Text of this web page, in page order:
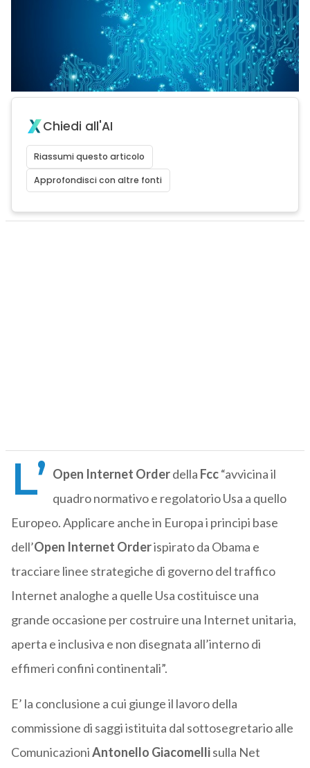
Chiedi all'AI
Riassumi questo articolo
Approfondisci con altre fonti
L’ Open Internet Orderdella Fcc“avvicina il
quadro normativo e regolatorio Usa a quello
Europeo. Applicare anche in Europa i principi base
dell’Open Internet Orderispirato da Obama e
tracciare linee strategiche di governo del traffico
Internet analoghe a quelle Usa costituisce una
grande occasione per costruire una Internet unitaria,
aperta e inclusiva e non disegnata all’interno di
effimeri confini continentali”.
E’ la conclusione a cui giunge il lavoro della
commissione di saggi istituita dal sottosegretario alle
ComunicazioniAntonello Giacomellisulla Net